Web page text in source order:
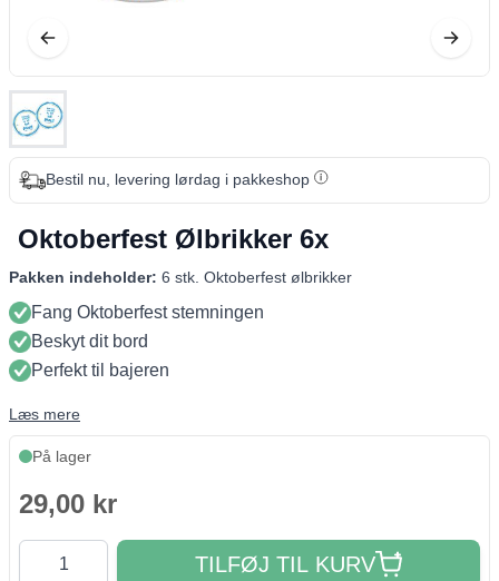
Bestil nu, levering lørdag i pakkeshop
Oktoberfest Ølbrikker 6x
Pakken indeholder: 6 stk. Oktoberfest ølbrikker
Fang Oktoberfest stemningen
Beskyt dit bord
Perfekt til bajeren
Læs mere
På lager
29,00 kr
Antal
TILFØJ TIL KURV